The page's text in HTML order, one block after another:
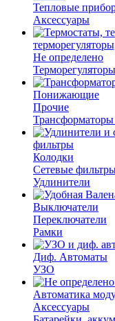
Тепловые
Аксессуары
Не определено
Терморегуляторы
Понижающие
Прочие
Трансформаторы
фильтры
Колодки
Сетевые
Удлинители
Выключатели
Переключатели
Рамки
Диф. Автоматы
УЗО
Автоматика
Аксессуары